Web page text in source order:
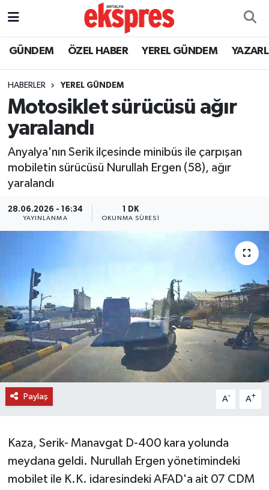
GÜNDEM ÖZEL HABER YEREL GÜNDEM
HABERLER YEREL GÜNDEM
Motosiklet sürücüsü ağır
yaralandı
Anyalya'nın Serik ilçesinde minibüs ile çarpışan
mobiletin sürücüsü Nurullah Ergen (58), ağır
yaralandı
28.06.2026 - 16:34
YAYINLANMA
1 DK
OKUNMA SÜRESI
Paylaş A- A+
Kaza, Serik- Manavgat D-400 kara yolunda
meydana geldi. Nurullah Ergen yönetimindeki
mobilet ile K.K. idaresindeki AFAD'a ait 07 CDM
ÖZEL HABER
YEREL GÜNDEM
EKONOMİ
KÜLTÜR - SANAT
SİYASET
DÜNYA
EĞİTİM
TURİZM
RÖPORTAJ
YAZARLAR
RESMİ İLAN
Nöbetçi Eczaneler
Trafik Durumu
Süper Lig Puan Durumu ve Fikstür
Tüm Manşetler
Haber Arşivi